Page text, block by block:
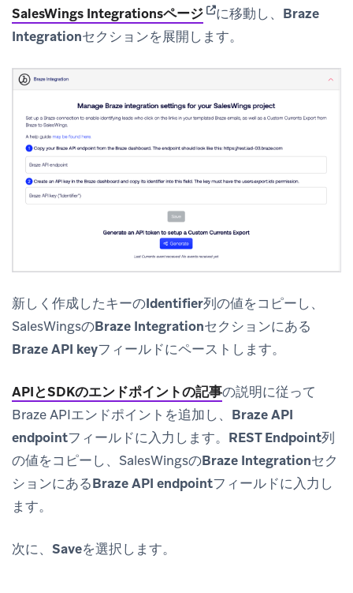
SalesWings Integrationsページ(opens in new tab)
に移動し、 Braze
Integrationセクションを展開します。
新しく作成したキーのIdentifier列の値をコピーし、
SalesWingsのBraze Integrationセクションにある
Braze API keyフィールドにペーストします。
APIとSDKのエンドポイントの記事の説明に従って
Braze APIエンドポイントを追加し、 Braze API
endpointフィールドに入力します。 REST Endpoint列
の値をコピーし、SalesWingsのBraze Integrationセク
ションにあるBraze API endpointフィールドに入力し
ます。
次に、 Saveを選択します。